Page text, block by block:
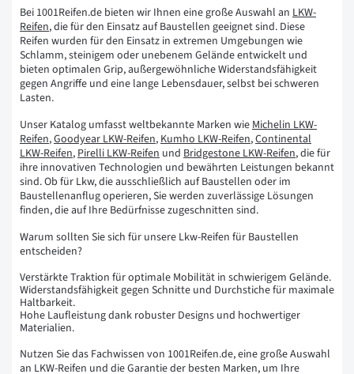
Bei 1001Reifen.de bieten wir Ihnen eine große Auswahl an LKW-
Reifen, die für den Einsatz auf Baustellen geeignet sind. Diese
Reifen wurden für den Einsatz in extremen Umgebungen wie
Schlamm, steinigem oder unebenem Gelände entwickelt und
bieten optimalen Grip, außergewöhnliche Widerstandsfähigkeit
gegen Angriffe und eine lange Lebensdauer, selbst bei schweren
Lasten.
Unser Katalog umfasst weltbekannte Marken wieMichelin LKW-
Reifen,Goodyear LKW-Reifen,Kumho LKW-Reifen,Continental
LKW-Reifen,Pirelli LKW-Reifen und Bridgestone LKW-Reifen, die für
ihre innovativen Technologien und bewährten Leistungen bekannt
sind. Ob für Lkw, die ausschließlich auf Baustellen oder im
Baustellenanflug operieren, Sie werden zuverlässige Lösungen
finden, die auf Ihre Bedürfnisse zugeschnitten sind.
Warum sollten Sie sich für unsere Lkw-Reifen für Baustellen
entscheiden?
Verstärkte Traktion für optimale Mobilität in schwierigem Gelände.
Widerstandsfähigkeit gegen Schnitte und Durchstiche für maximale
Haltbarkeit.
Hohe Laufleistung dank robuster Designs und hochwertiger
Materialien.
Nutzen Sie das Fachwissen von 1001Reifen.de, eine große Auswahl
an LKW-Reifen und die Garantie der besten Marken, um Ihre